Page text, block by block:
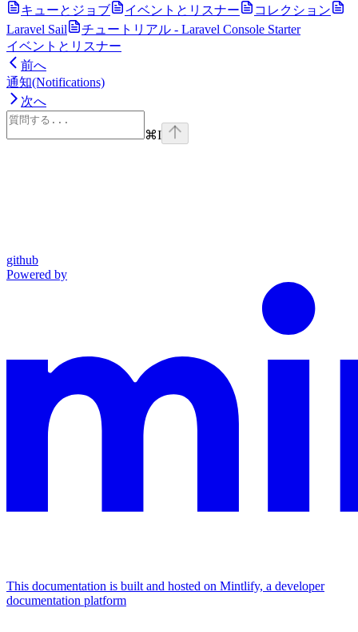
キューとジョブ イベントとリスナー
コレクション
Laravel Sail
チュートリアル - Laravel Console Starter
イベントとリスナー
前へ
通知(Notifications)
次へ
⌘I
github
Powered by
This documentation is built and hosted on Mintlify, a developer
documentation platform